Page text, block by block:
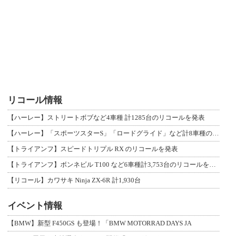
リコール情報
【ハーレー】ストリートボブなど4車種 計1285台のリコールを発表
【ハーレー】「スポーツスターS」「ロードグライド」など計8車種のリコールを発表
【トライアンフ】スピードトリプル RX のリコールを発表
【トライアンフ】ボンネビル T100 など6車種計3,753台のリコールを発表
【リコール】カワサキ Ninja ZX-6R 計1,930台
イベント情報
【BMW】新型 F450GS も登場！「BMW MOTORRAD DAYS JA